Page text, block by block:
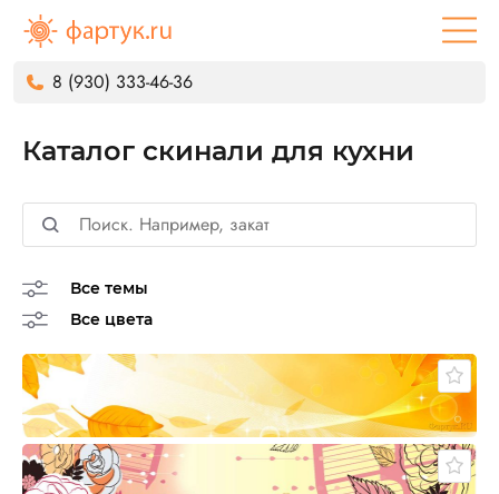
8 (930) 333-46-36
Каталог скинали для кухни
Все темы
Все цвета